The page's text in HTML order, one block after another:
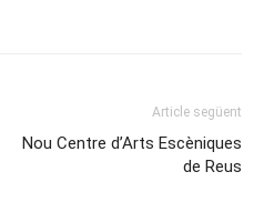
Article següent
Nou Centre d’Arts Escèniques
de Reus